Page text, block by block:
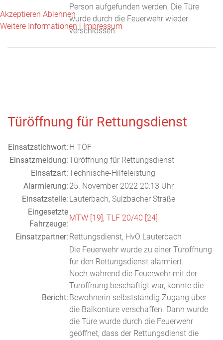
Person aufgefunden werden, Die Türe
wurde durch die Feuerwehr wieder
verschlossen.
Türöffnung für Rettungsdienst
Einsatzstichwort: H TÖF
Einsatzmeldung:Türöffnung für Rettungsdienst
Einsatzart:Technische-Hilfeleistung
Alarmierung: 25. November 2022 20:13 Uhr
Einsatzstelle: Lauterbach, Sulzbacher Straße
Eingesetzte
Fahrzeuge:
MTW [19], TLF 20/40 [24]
Einsatzpartner: Rettungsdienst, HvO Lauterbach
Bericht:
Die Feuerwehr wurde zu einer Türöffnung
für den Rettungsdienst alarmiert.
Noch während die Feuerwehr mit der
Türöffnung beschäftigt war, konnte die
Bewohnerin selbstständig Zugang über
die Balkontüre verschaffen. Dann wurde
die Türe wurde durch die Feuerwehr
geöffnet, dass der Rettungsdienst die
Akzeptieren Ablehnen
Weitere Informationen | Impressum